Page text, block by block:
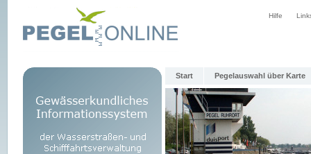
Hilfe
Start Pegelauswahl über Karte